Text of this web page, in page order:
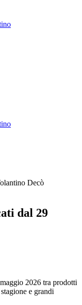
Decò
dal 29
2026 tra prodotti
e grandi